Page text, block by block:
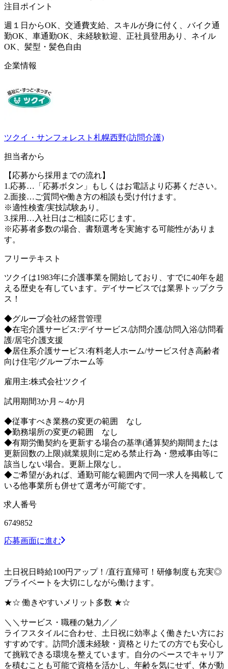
注目ポイント
週１日からOK、交通費支給、スキルが身に付く、バイク通
勤OK、車通勤OK、未経験歓迎、正社員登用あり、ネイル
OK、髪型・髪色自由
企業情報
ツクイ・サンフォレスト札幌西野(訪問介護)
担当者から
【応募から採用までの流れ】
1.応募…「応募ボタン」もしくはお電話より応募ください。
2.面接…ご質問や働き方の相談も受け付けます。
※適性検査/実技試験あり。
3.採用…入社日はご相談に応じます。
※応募者多数の場合、書類選考を実施する可能性がありま
す。
フリーテキスト
ツクイは1983年に介護事業を開始しており、すでに40年を超
える歴史を有しています。デイサービスでは業界トップクラ
ス！
◆グループ会社の経営管理
◆在宅介護サービス:デイサービス/訪問介護/訪問入浴/訪問看
護/居宅介護支援
◆居住系介護サービス:有料老人ホーム/サービス付き高齢者
向け住宅/グループホーム等
雇用主:株式会社ツクイ
試用期間3か月～4か月
◆従事すべき業務の変更の範囲 なし
◆勤務場所の変更の範囲 なし
◆有期労働契約を更新する場合の基準(通算契約期間または
更新回数の上限)就業規則に定める禁止行為・懲戒事由等に
該当しない場合。更新上限なし。
◆ご希望があれば、通勤可能な範囲内で同一求人を掲載して
いる他事業所も併せて選考が可能です。
求人番号
6749852
応募画面に進む
土日祝日時給100円アップ！/直行直帰可！研修制度も充実◎
プライベートを大切にしながら働けます。
★☆ 働きやすいメリット多数 ★☆
＼＼サービス・職種の魅力／／
ライフスタイルに合わせ、土日祝に効率よく働きたい方にお
すすめです。訪問介護未経験・資格とりたての方でも安心し
て挑戦できる環境を整えています。自分のペースでキャリア
を積むことも可能で資格を活かし、年齢を気にせず、体が動